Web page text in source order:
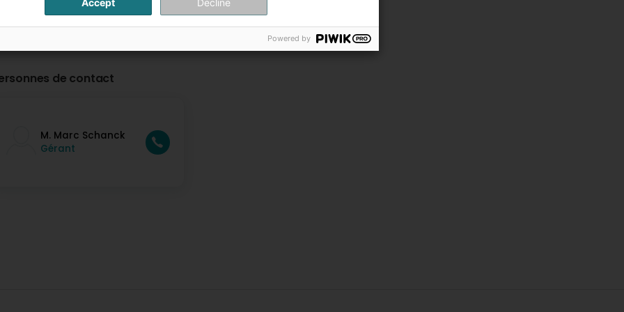
de contact
M. Marc Schanck
Gérant
Accept Decline
Powered by